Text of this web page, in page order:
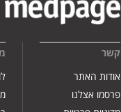
קשר
אודות האתר
פרסמו אצלנו